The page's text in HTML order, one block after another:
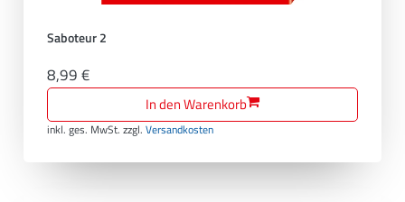
Saboteur 2
8,99 €
In den Warenkorb
inkl. ges. MwSt. zzgl.Versandkosten